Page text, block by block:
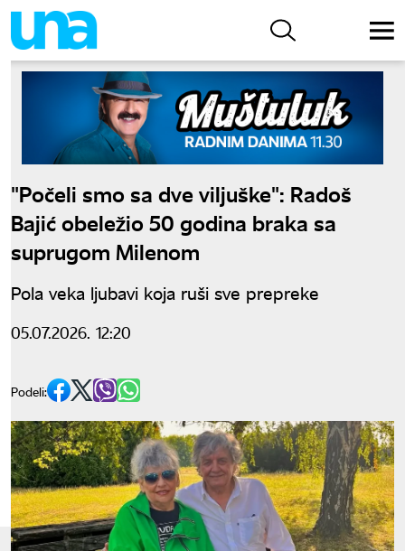
"Počeli smo sa dve viljuške": Radoš
Bajić obeležio 50 godina braka sa
suprugom Milenom
Pola veka ljubavi koja ruši sve prepreke
05.07.2026. 12:20
Podeli: